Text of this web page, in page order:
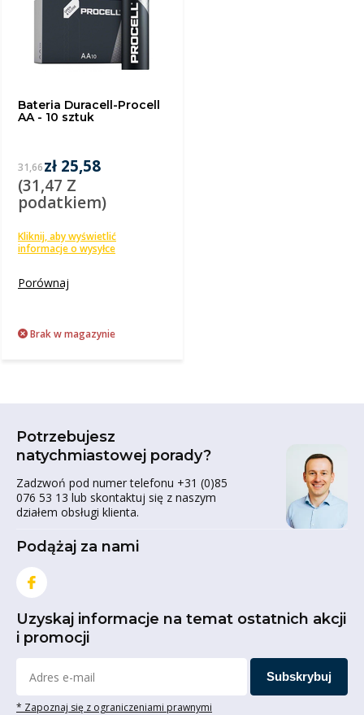
Bateria Duracell-Procell
AA - 10 sztuk
31,66zł 25,58
(31,47 Z
podatkiem)
Kliknij, aby wyświetlić
informacje o wysyłce
Porównaj
Brak w magazynie
Potrzebujesz
natychmiastowej porady?
Zadzwoń pod numer telefonu +31 (0)85
076 53 13 lub skontaktuj się z naszym
działem obsługi klienta.
Podążaj za nami
Uzyskaj informacje na temat ostatnich akcji
i promocji
Subskrybuj
* Zapoznaj się z ograniczeniami prawnymi